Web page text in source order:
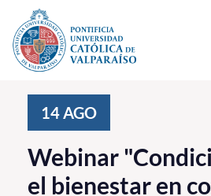
Click acá para ir directamente al
Investigación, Creación e
PUCV Internacional
Vinculación con el Medio
14AGO
Webinar
el bienestar en